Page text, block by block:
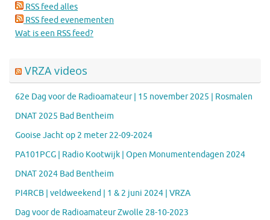
RSS feed alles
RSS feed evenementen
Wat is een RSS feed?
VRZA videos
62e Dag voor de Radioamateur | 15 november 2025 | Rosmalen
DNAT 2025 Bad Bentheim
Gooise Jacht op 2 meter 22-09-2024
PA101PCG | Radio Kootwijk | Open Monumentendagen 2024
DNAT 2024 Bad Bentheim
PI4RCB | veldweekend | 1 & 2 juni 2024 | VRZA
Dag voor de Radioamateur Zwolle 28-10-2023